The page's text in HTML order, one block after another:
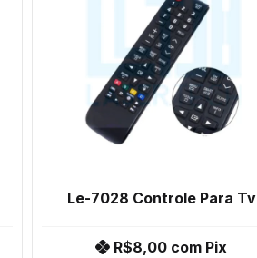
Le-7028 Controle Para Tv
R$8,00 com Pix